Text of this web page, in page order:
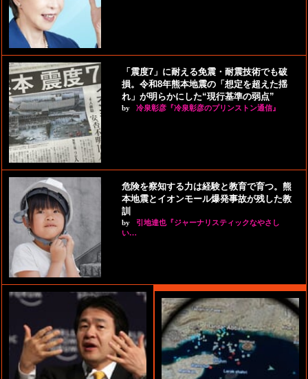
「震度7」に耐える免震・耐震技術でも破
損。令和8年熊本地震の「想定を超えた揺
れ」が明らかにした“現行基準の弱点”
by 冷泉彰彦『冷泉彰彦のプリンストン通信』
危険を察知する力は経験と教育で育つ。熊
本地震とイオンモール爆発事故が残した教
訓
by
引地達也『ジャーナリスティックなやさし
い…